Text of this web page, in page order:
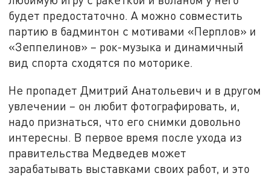
будет предостаточно. А можно совместить
партию в бадминтон с мотивами «Перплов» и
«Зеппелинов» – рок-музыка и динамичный
вид спорта сходятся по моторике.
Не пропадет Дмитрий Анатольевич и в другом
увлечении – он любит фотографировать, и,
надо признаться, что его снимки довольно
интересны. В первое время после ухода из
правительства Медведев может
зарабатывать выставками своих работ, и это